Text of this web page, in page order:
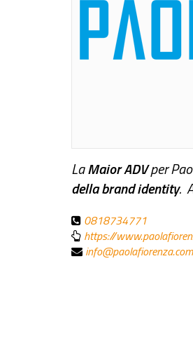
LaMaior ADVper
della brand identity.
0818734771
https://
info@paolafiorenza.com